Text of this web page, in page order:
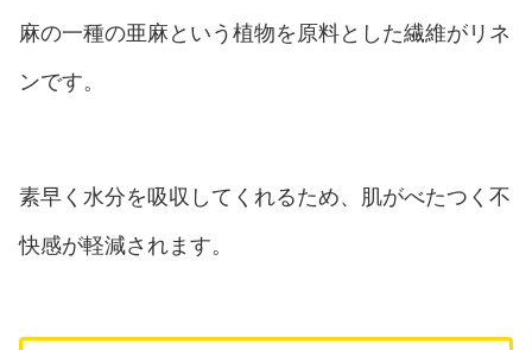
麻の一種の亜麻という植物を原料とした繊維がリネ
ンです。
素早く水分を吸収してくれるため、肌がべたつく不
快感が軽減されます。